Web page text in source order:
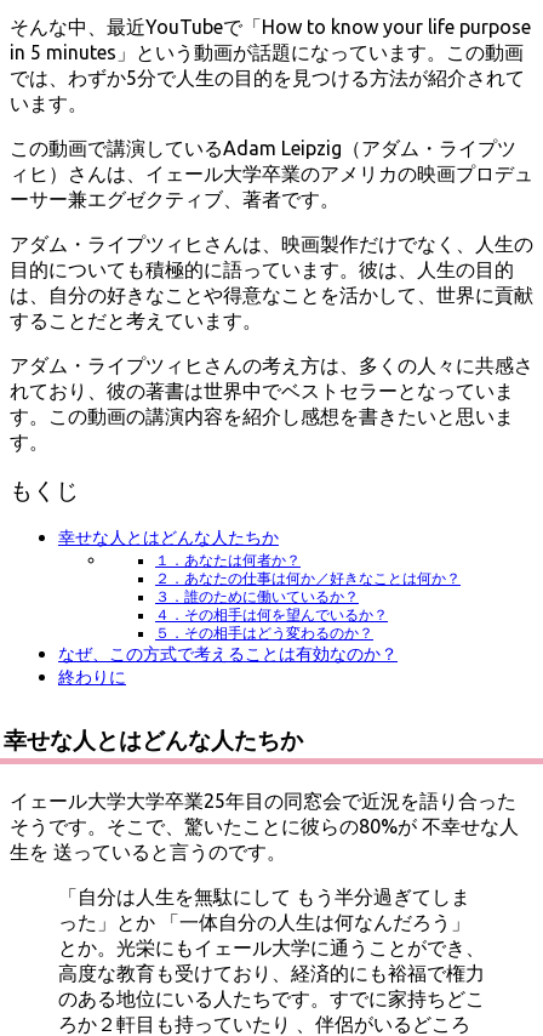
そんな中、最近YouTubeで「How to know your life purpose
in 5 minutes」という動画が話題になっています。この動画
では、わずか5分で人生の目的を見つける方法が紹介されて
います。
この動画で講演しているAdam Leipzig（アダム・ライプツ
ィヒ）さんは、イェール大学卒業のアメリカの映画プロデュ
ーサー兼エグゼクティブ、著者です。
アダム・ライプツィヒさんは、映画製作だけでなく、人生の
目的についても積極的に語っています。彼は、人生の目的
は、自分の好きなことや得意なことを活かして、世界に貢献
することだと考えています。
アダム・ライプツィヒさんの考え方は、多くの人々に共感さ
れており、彼の著書は世界中でベストセラーとなっていま
す。この動画の講演内容を紹介し感想を書きたいと思いま
す。
もくじ
幸せな人とはどんな人たちか
１．あなたは何者か？
２．あなたの仕事は何か／好きなことは何か？
３．誰のために働いているか？
４．その相手は何を望んでいるか？
５．その相手はどう変わるのか？
なぜ、この方式で考えることは有効なのか？
終わりに
幸せな人とはどんな人たちか
イェール大学大学卒業25年目の同窓会で近況を語り合った
そうです。そこで、驚いたことに彼らの80%が 不幸せな人
生を 送っていると言うのです。
「自分は人生を無駄にして もう半分過ぎてしま
った」とか 「一体自分の人生は何なんだろう」
とか。光栄にもイェール大学に通うことができ、
高度な教育も受けており、経済的にも裕福で権力
のある地位にいる人たちです。すでに家持ちどこ
ろか２軒目も持っていたり 、伴侶がいるどころ